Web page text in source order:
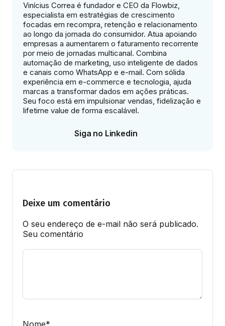
Vinícius Correa é fundador e CEO da Flowbiz,
especialista em estratégias de crescimento
focadas em recompra, retenção e relacionamento
ao longo da jornada do consumidor. Atua apoiando
empresas a aumentarem o faturamento recorrente
por meio de jornadas multicanal. Combina
automação de marketing, uso inteligente de dados
e canais como WhatsApp e e-mail. Com sólida
experiência em e-commerce e tecnologia, ajuda
marcas a transformar dados em ações práticas.
Seu foco está em impulsionar vendas, fidelização e
lifetime value de forma escalável.
Siga no Linkedin
Deixe um comentário
O seu endereço de e-mail não será publicado.
Seu comentário
Nome*